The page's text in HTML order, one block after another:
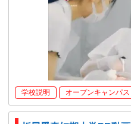
学校説明 オープンキャンパス